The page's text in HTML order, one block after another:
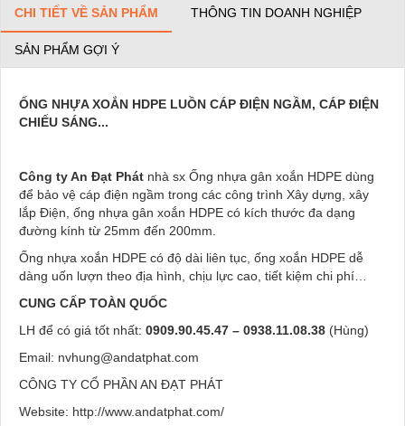
CHI TIẾT VỀ SẢN PHẨM THÔNG TIN DOANH NGHIỆP
SẢN PHẨM GỢI Ý
ỐNG NHỰA XOẮN HDPE LUỒN CÁP ĐIỆN NGẦM, CÁP ĐIỆN
CHIẾU SÁNG...
Công ty An Đạt Phát nhà sx Ống nhựa gân xoắn HDPE dùng
để bảo vệ cáp điện ngầm trong các công trình Xây dựng, xây
lắp Điện, ống nhựa gân xoắn HDPE có kích thước đa dạng
đường kính từ 25mm đến 200mm.
Ống nhựa xoắn HDPE có độ dài liên tục, ống xoắn HDPE dễ
dàng uốn lượn theo địa hình, chịu lực cao, tiết kiệm chi phí…
CUNG CẤP TOÀN QUỐC
LH để có giá tốt nhất: 0909.90.45.47 – 0938.11.08.38 (Hùng)
Email: nvhung@andatphat.com
CÔNG TY CỔ PHẦN AN ĐẠT PHÁT
Website: http://www.andatphat.com/